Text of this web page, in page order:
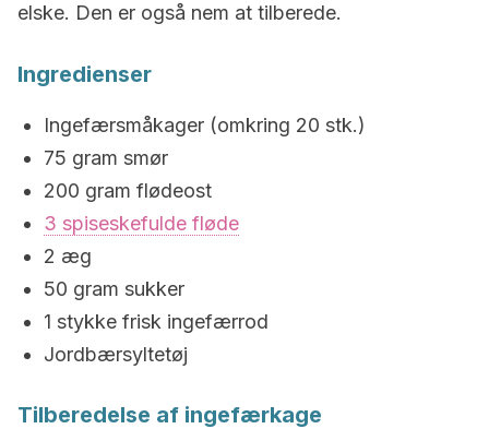
elske. Den er også nem at tilberede.
Ingredienser
Ingefærsmåkager (omkring 20 stk.)
75 gram smør
200 gram flødeost
3 spiseskefulde fløde
2 æg
50 gram sukker
1 stykke frisk ingefærrod
Jordbærsyltetøj
Tilberedelse af ingefærkage